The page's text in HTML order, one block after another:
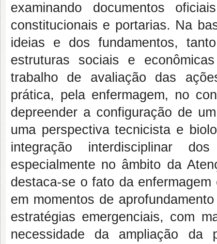
examinando documentos
constitucionais e portarias. Na
ideias e dos fundamentos,
estruturas sociais e
trabalho de avaliação das
prática, pela enfermagem, no
depreender a configuração de
uma perspectiva tecnicista e
integração interdisciplinar
especialmente no âmbito da
destaca-se o fato da
em momentos de
estratégias emergenciais, com
necessidade da ampliação da